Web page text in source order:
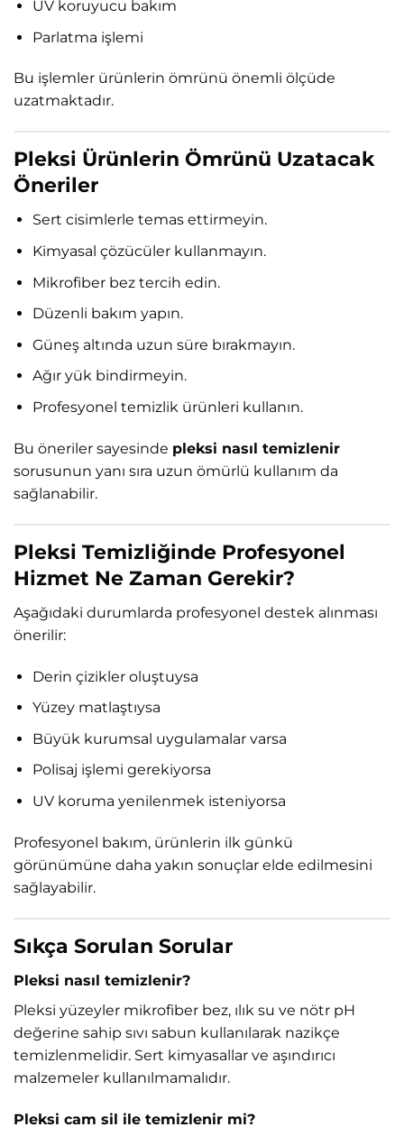
UV koruyucu bakım
Parlatma işlemi
Bu işlemler ürünlerin ömrünü önemli ölçüde
uzatmaktadır.
Pleksi Ürünlerin Ömrünü Uzatacak
Öneriler
Sert cisimlerle temas ettirmeyin.
Kimyasal çözücüler kullanmayın.
Mikrofiber bez tercih edin.
Düzenli bakım yapın.
Güneş altında uzun süre bırakmayın.
Ağır yük bindirmeyin.
Profesyonel temizlik ürünleri kullanın.
Bu öneriler sayesinde pleksi nasıl temizlenir
sorusunun yanı sıra uzun ömürlü kullanım da
sağlanabilir.
Pleksi Temizliğinde Profesyonel
Hizmet Ne Zaman Gerekir?
Aşağıdaki durumlarda profesyonel destek alınması
önerilir:
Derin çizikler oluştuysa
Yüzey matlaştıysa
Büyük kurumsal uygulamalar varsa
Polisaj işlemi gerekiyorsa
UV koruma yenilenmek isteniyorsa
Profesyonel bakım, ürünlerin ilk günkü
görünümüne daha yakın sonuçlar elde edilmesini
sağlayabilir.
Sıkça Sorulan Sorular
Pleksi nasıl temizlenir?
Pleksi yüzeyler mikrofiber bez, ılık su ve nötr pH
değerine sahip sıvı sabun kullanılarak nazikçe
temizlenmelidir. Sert kimyasallar ve aşındırıcı
malzemeler kullanılmamalıdır.
Pleksi cam sil ile temizlenir mi?